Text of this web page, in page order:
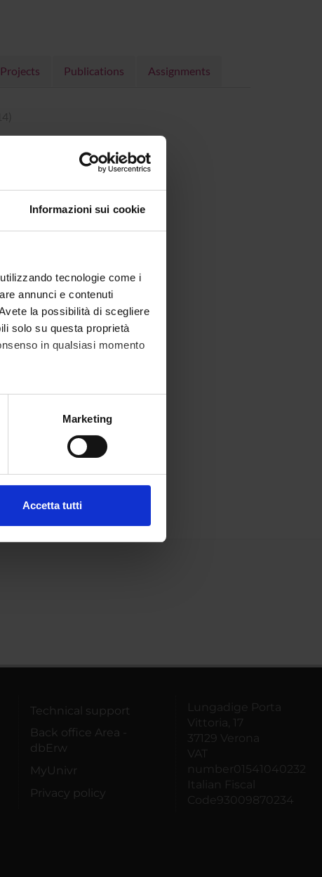
Informazioni sui cookie
tecnologie come i
annunci e contenuti
la possibilità di scegliere
solo su questa proprietà
in qualsiasi momento
metro,Marketing
Accetta tutti
Projects Publications Assignments
Technical support
Back office Area -
dbErw
MyUnivr
Privacy policy
Lungadige Porta
Vittoria, 17
37129 Verona
VAT
number01541040232
Italian Fiscal
Code93009870234